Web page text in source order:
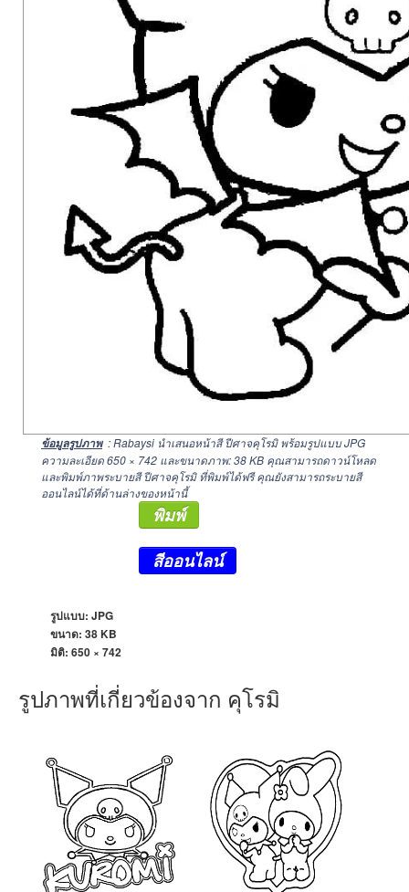
ข้อมูลรูปภาพ : Rabaysi นำเสนอหน้าสี ปีศาจคุโรมิ พร้อมรูปแบบ JPG
ความละเอียด650 × 742 และขนาดภาพ: 38 KB คุณสามารถดาวน์โหลด
และพิมพ์ภาพระบายสี ปีศาจคุโรมิ ที่พิมพ์ได้ฟรี คุณยังสามารถระบายสี
ออนไลน์ได้ที่ด้านล่างของหน้านี้
พิมพ์
สีออนไลน์
รูปแบบ: JPG
ขนาด: 38 KB
มิติ: 650 × 742
รูปภาพที่เกี่ยวข้องจาก คุโรมิ